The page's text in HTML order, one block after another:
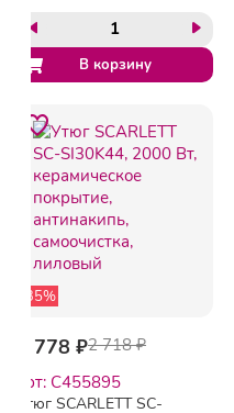
-35%
1 778 ₽2 718 ₽
арт: C455895
Утюг SCARLETT SC-